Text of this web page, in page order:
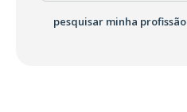
pesquisar minha profissão